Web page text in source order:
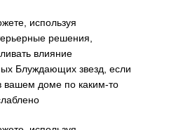
используя
решения,
влияние
Блуждающих звезд, если
вашем доме по каким-то